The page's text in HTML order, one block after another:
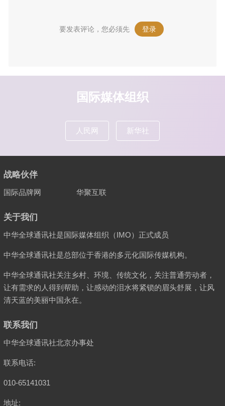
要发表评论，您必须先 登录 。
国际媒体组织
人民网 新华社
战略伙伴
国际品牌网 华聚互联
关于我们
中华全球通讯社是国际媒体组织（IMO）正式成员
中华全球通讯社是总部位于香港的多元化国际传媒机构。
中华全球通讯社关注乡村、环境、传统文化，关注普通劳动者，
让有需求的人得到帮助，让感动的泪水将紧锁的眉头舒展，让风
清天蓝的美丽中国永在。
联系我们
中华全球通讯社北京办事处
联系电话:
010-65141031
地址: